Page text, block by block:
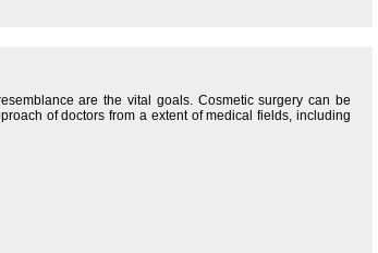
are the vital goals. Cosmetic surgery can be
of doctors from a extent of medical fields, including